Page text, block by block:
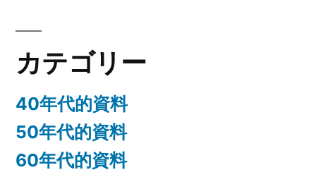
イ
ブ
カテゴリー
40年代的資料
50年代的資料
60年代的資料